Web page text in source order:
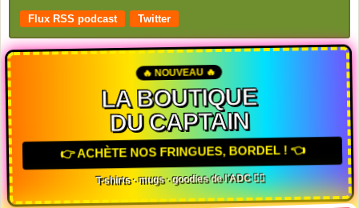
Flux RSS podcast Twitter
🔥 NOUVEAU 🔥
LA BOUTIQUE
DU CAPTAIN
👉 ACHÈTE NOS FRINGUES, BORDEL ! 👈
T-shirts · mugs · goodies de l'ADC 🏴‍☠️